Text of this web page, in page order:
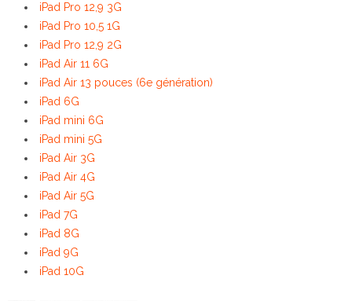
iPad Pro 12,9 3G
iPad Pro 10,5 1G
iPad Pro 12,9 2G
iPad Air 11 6G
iPad Air 13 pouces (6e génération)
iPad 6G
iPad mini 6G
iPad mini 5G
iPad Air 3G
iPad Air 4G
iPad Air 5G
iPad 7G
iPad 8G
iPad 9G
iPad 10G